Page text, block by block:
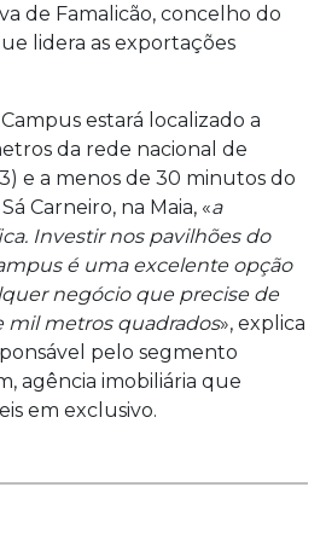
de Famalicão, concelho do
lidera as exportações
estará localizado a
da rede nacional de
e a menos de 30 minutos do
Carneiro, na Maia, «a
Investir nos pavilhões do
é uma excelente opção
negócio que precise de
mil metros quadrados», explica
pelo segmento
agência imobiliária que
em exclusivo.